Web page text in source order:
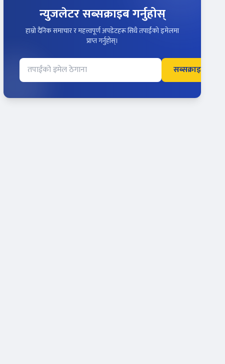
न्युजलेटर सब्सक्राइब गर्नुहोस्
हाम्रो दैनिक समाचार र महत्त्वपूर्ण अपडेटहरू सिधै तपाईंको इमेलमा
प्राप्त गर्नुहोस्।
सब्सक्राइब